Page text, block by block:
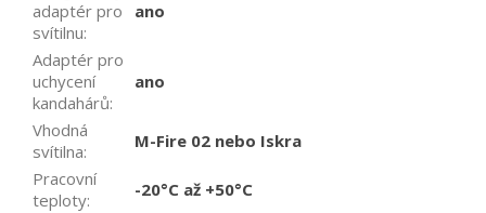
adaptér pro
svítilnu:
ano
Adaptér pro
uchycení
kandahárů:
ano
Vhodná
svítilna:
M-Fire 02 nebo Iskra
Pracovní
teploty: -20°C až +50°C